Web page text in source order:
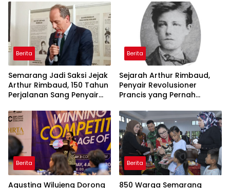
Jejak Arthur Rimbaud
Berita
Semarang Jadi Saksi Jejak
Arthur Rimbaud, 150 Tahun
Perjalanan Sang Penyair
Berita
Sejarah Arthur Rimbaud,
Penyair Revolusioner
Prancis yang Pernah
Berita
Agustina Wilujeng Dorong
Berita
850 Warga Semarang